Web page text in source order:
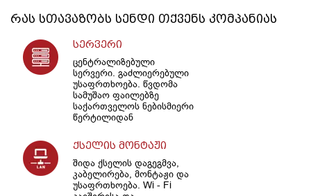
რას სთავაზობს სენდი თქვენს კომპანიას
სერვერი
ცენტრალიზებული
სერვერი. გაძლიერებული
უსაფრთხოება. წვდომა
სამუშაო ფაილებზე
საქართველოს ნებისმიერი
წერტილიდან
ქსელის მონტაჟი
შიდა ქსელის დაგეგმვა,
კაბელირება, მონტაჟი და
უსაფრთხოება. Wi - Fi